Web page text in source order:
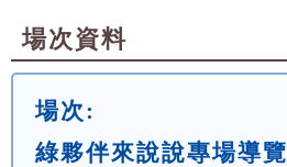
場次資料
場次:
綠夥伴來說說專場導覽